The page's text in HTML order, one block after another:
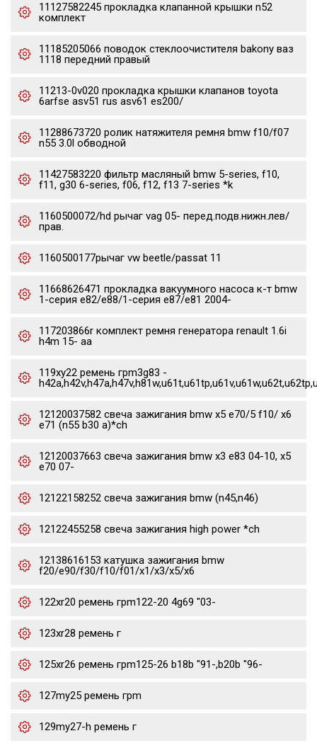
11127582245 прокладка клапанной крышки n52
комплект
11185205066 поводок стеклоочистителя bakony ваз
1118 передний правый
11213-0v020 прокладка крышки клапанов toyota
6arfse asv51 rus asv61 es200/
11288673720 ролик натяжителя ремня bmw f10/f07
n55 3.0l обводной
11427583220 фильтр масляный bmw 5-series, f10,
f11, g30 6-series, f06, f12, f13 7-series *k
1160500072/hd рычаг vag 05- перед.подв.нижн.лев/
прав.
1160500177рычаг vw beetle/passat 11
11668626471 прокладка вакуумного насоса к-т bmw
1-серия e82/e88/1-серия e87/e81 2004-
117203866r комплект ремня генератора renault 1.6i
h4m 15- aa
119xy22 ремень грm3g83 -
12120037582 свеча зажигания bmw x5 e70/5 f10/ x6
e71 (n55 b30 a)*ch
12120037663 свеча зажигания bmw x3 e83 04-10, x5
e70 07-
12122158252 свеча зажигания bmw (n45,n46)
12122455258 свеча зажигания high power *ch
12138616153 катушка зажигания bmw
f20/e90/f30/f10/f01/x1/x3/x5/x6
122xr20 ремень грm122-20 4g69 "03-
123xr28 ремень г
125xr26 ремень грm125-26 b18b "91-,b20b "96-
127my25 ремень грm
129my27-h ремень г